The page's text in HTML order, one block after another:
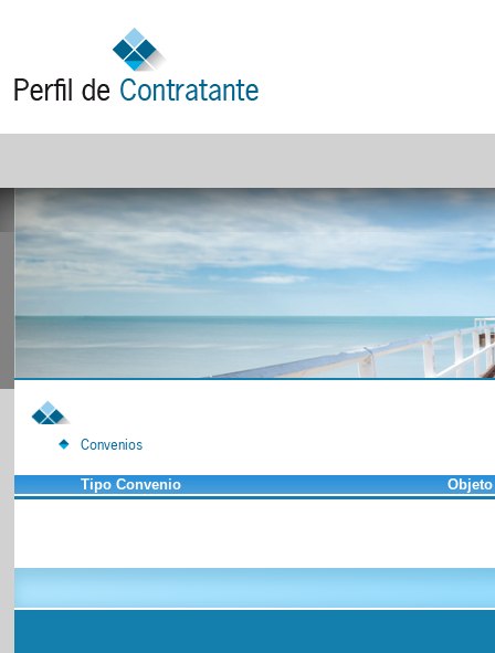
Convenios
Tipo Convenio Objeto